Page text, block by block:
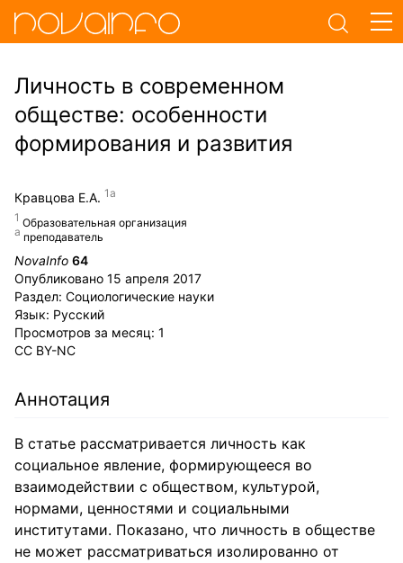
Личность в современном
обществе: особенности
формирования и развития
Кравцова Е.А.
Образовательная организация
преподаватель
NovaInfo 64
Опубликовано 15 апреля 2017
Раздел: Социологические науки
Язык: Русский
Просмотров за месяц: 1
CC BY-NC
Аннотация
В статье рассматривается личность как
социальное явление, формирующееся во
взаимодействии с обществом, культурой,
нормами, ценностями и социальными
институтами. Показано, что личность в обществе
не может рассматриваться изолированно от